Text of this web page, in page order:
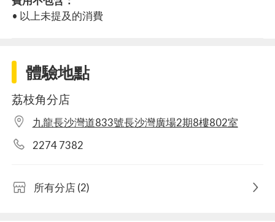
• 以上未提及的消費
體驗地點
荔枝角分店
九龍長沙灣道833號長沙灣廣場2期8樓802室
2274 7382
所有分店 (2)